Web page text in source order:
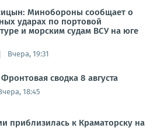
Минобороны сообщает о
ударах по портовой
и морским судам ВСУ на юге
Вчера, 19:31
сводка 8 августа
18:45
приблизилась к Краматорску на